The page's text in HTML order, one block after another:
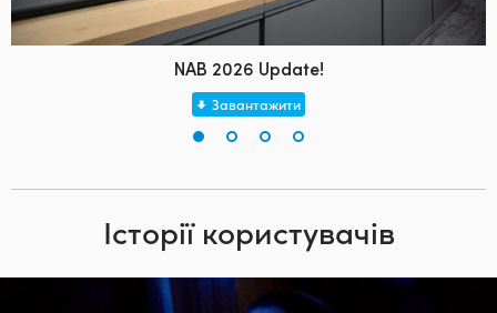
NAB 2026 Update!
Завантажити
Історії користувачів